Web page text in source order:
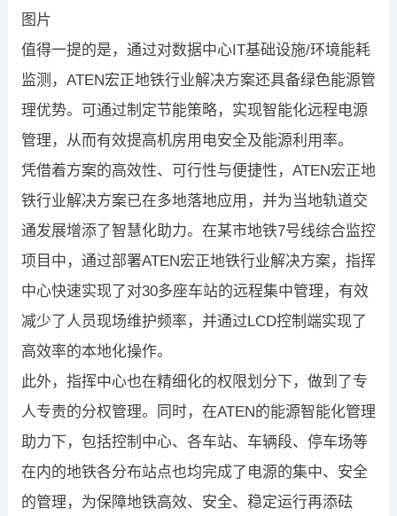
图片
值得一提的是，通过对数据中心IT基础设施/环境能耗
监测，ATEN宏正地铁行业解决方案还具备绿色能源管
理优势。可通过制定节能策略，实现智能化远程电源
管理，从而有效提高机房用电安全及能源利用率。
凭借着方案的高效性、可行性与便捷性，ATEN宏正地
铁行业解决方案已在多地落地应用，并为当地轨道交
通发展增添了智慧化助力。在某市地铁7号线综合监控
项目中，通过部署ATEN宏正地铁行业解决方案，指挥
中心快速实现了对30多座车站的远程集中管理，有效
减少了人员现场维护频率，并通过LCD控制端实现了
高效率的本地化操作。
此外，指挥中心也在精细化的权限划分下，做到了专
人专责的分权管理。同时，在ATEN的能源智能化管理
助力下，包括控制中心、各车站、车辆段、停车场等
在内的地铁各分布站点也均完成了电源的集中、安全
的管理，为保障地铁高效、安全、稳定运行再添砝